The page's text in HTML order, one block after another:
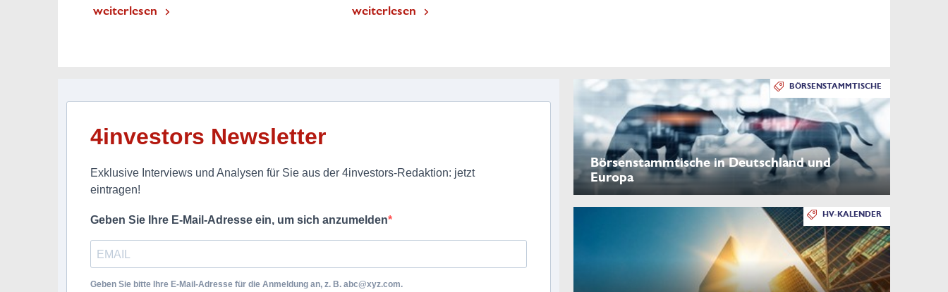
weiterlesen weiterlesen
4investors Newsletter
Exklusive Interviews und Analysen für Sie aus der 4investors-Redaktion: jetzt
eintragen!
Geben Sie Ihre E-Mail-Adresse ein, um sich anzumelden
Geben Sie bitte Ihre E-Mail-Adresse für die Anmeldung an, z. B. abc@xyz.com.
BÖRSENSTAMMTISCHE
Börsenstammtische in Deutschland und
Europa
HV-KALENDER